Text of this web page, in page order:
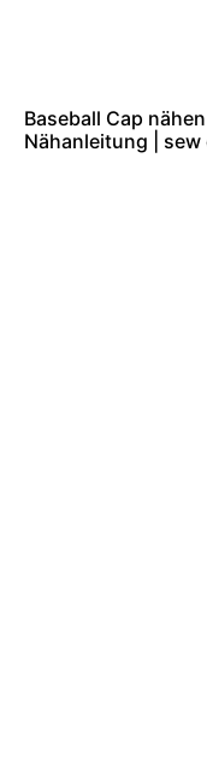
Baseball Cap
Nähanleitung |